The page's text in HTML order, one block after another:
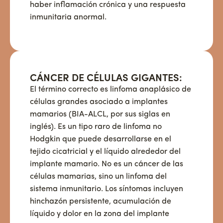
haber inflamación crónica y una respuesta
inmunitaria anormal.
CÁNCER DE CÉLULAS GIGANTES:
El término correcto es linfoma anaplásico de
células grandes asociado a implantes
mamarios (BIA-ALCL, por sus siglas en
inglés). Es un tipo raro de linfoma no
Hodgkin que puede desarrollarse en el
tejido cicatricial y el líquido alrededor del
implante mamario. No es un cáncer de las
células mamarias, sino un linfoma del
sistema inmunitario. Los síntomas incluyen
hinchazón persistente, acumulación de
líquido y dolor en la zona del implante